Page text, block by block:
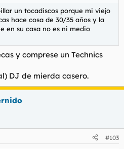
un tocadiscos porque mi viejo
hace cosa de 30/35 años y la
en su casa no es ni medio
y comprese un Technics
DJ de mierda casero.
#103